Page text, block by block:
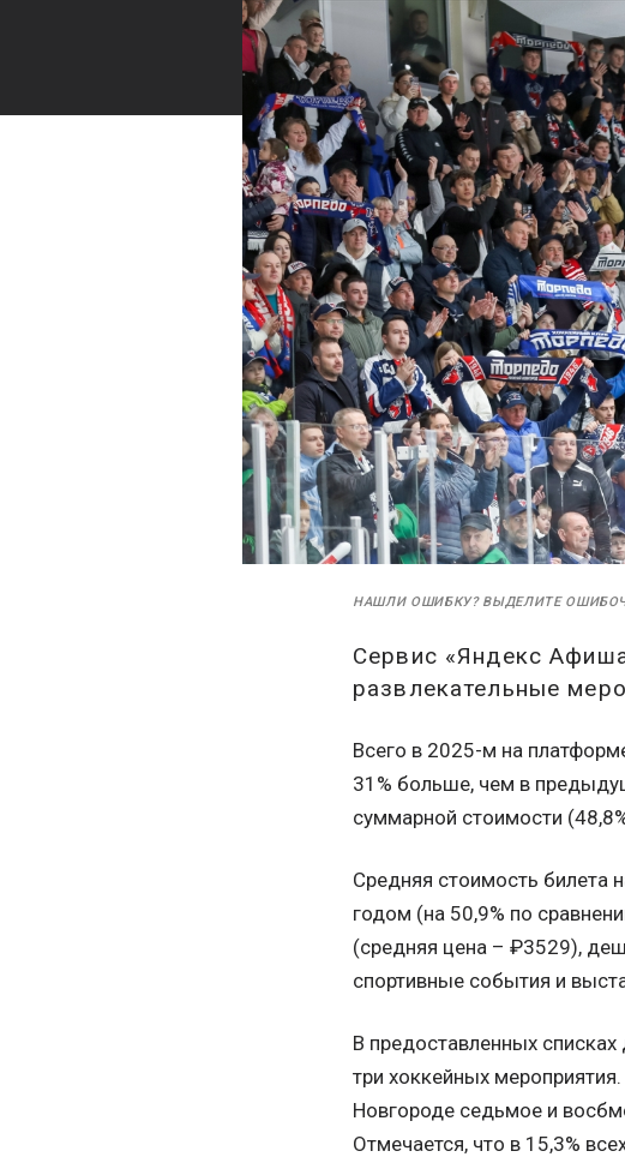
НАШЛИ ОШИБКУ? ВЫДЕЛИТЕ
Сервис «Яндекс
развлекательные
Всего в 2025-м на
31% больше, чем в
суммарной стоимости
Средняя стоимость билета
годом (на 50,9% по
(средняя цена – ₽3529),
спортивные события и
В предоставленных
три хоккейных
Новгороде седьмое и
Отмечается, что в 15,3%